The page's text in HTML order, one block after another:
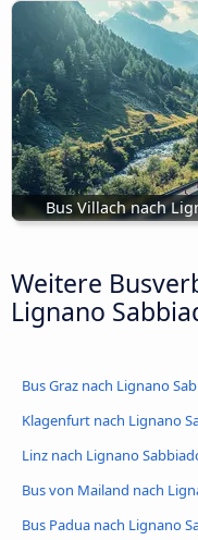
Bus Villach nach
Weitere
Lignano
Bus Graz nach Lignano
Klagenfurt nach Lignano
Linz nach Lignano
Bus von Mailand nach
Bus Padua nach Lignano